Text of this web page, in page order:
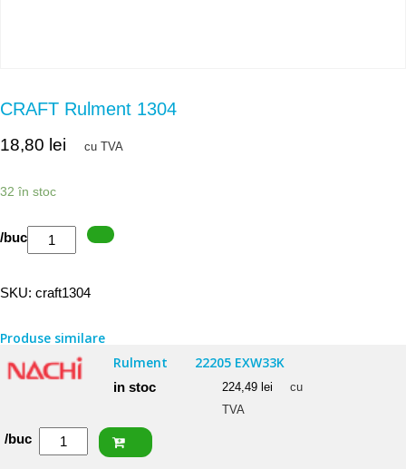
CRAFT Rulment 1304
18,80 lei cu TVA
32 în stoc
Cantitate
CRAFT
/buc
SKU: craft1304
Produse similare
Rulment
22205 EXW33K
in stoc 224,49 lei
cu
TVA
Cantitate
NACHI
/buc